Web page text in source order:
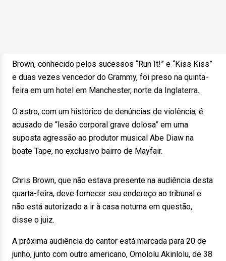
Brown, conhecido pelos sucessos “Run It!” e “Kiss Kiss”
e duas vezes vencedor do Grammy, foi preso na quinta-
feira em um hotel em Manchester, norte da Inglaterra.
O astro, com um histórico de denúncias de violência, é
acusado de “lesão corporal grave dolosa” em uma
suposta agressão ao produtor musical Abe Diaw na
boate Tape, no exclusivo bairro de Mayfair.
Chris Brown, que não estava presente na audiência desta
quarta-feira, deve fornecer seu endereço ao tribunal e
não está autorizado a ir à casa noturna em questão,
disse o juiz.
A próxima audiência do cantor está marcada para 20 de
junho, junto com outro americano, Omololu Akinlolu, de 38